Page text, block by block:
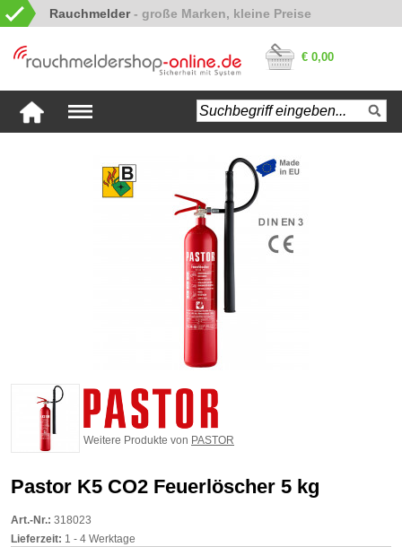
Rauchmelder
€ 0,00
Weitere Produkte von PASTOR
Pastor K5 CO2 Feuerlöscher 5 kg
Art.-Nr.: 318023
Lieferzeit: 1 - 4 Werktage